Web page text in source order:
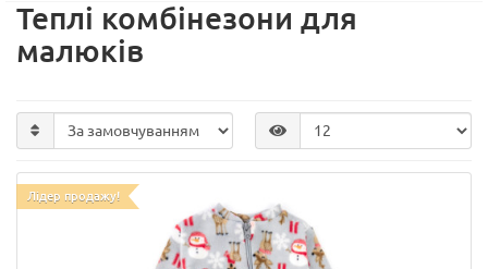
Теплі комбінезони для
малюків
Лідер продажу!